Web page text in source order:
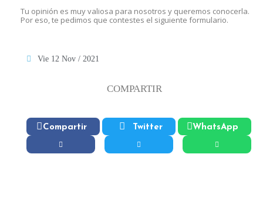
Tu opinión es muy valiosa para nosotros y queremos conocerla.
Por eso, te pedimos que contestes el siguiente formulario.
Vie 12 Nov / 2021
COMPARTIR
Compartir Twitter WhatsApp